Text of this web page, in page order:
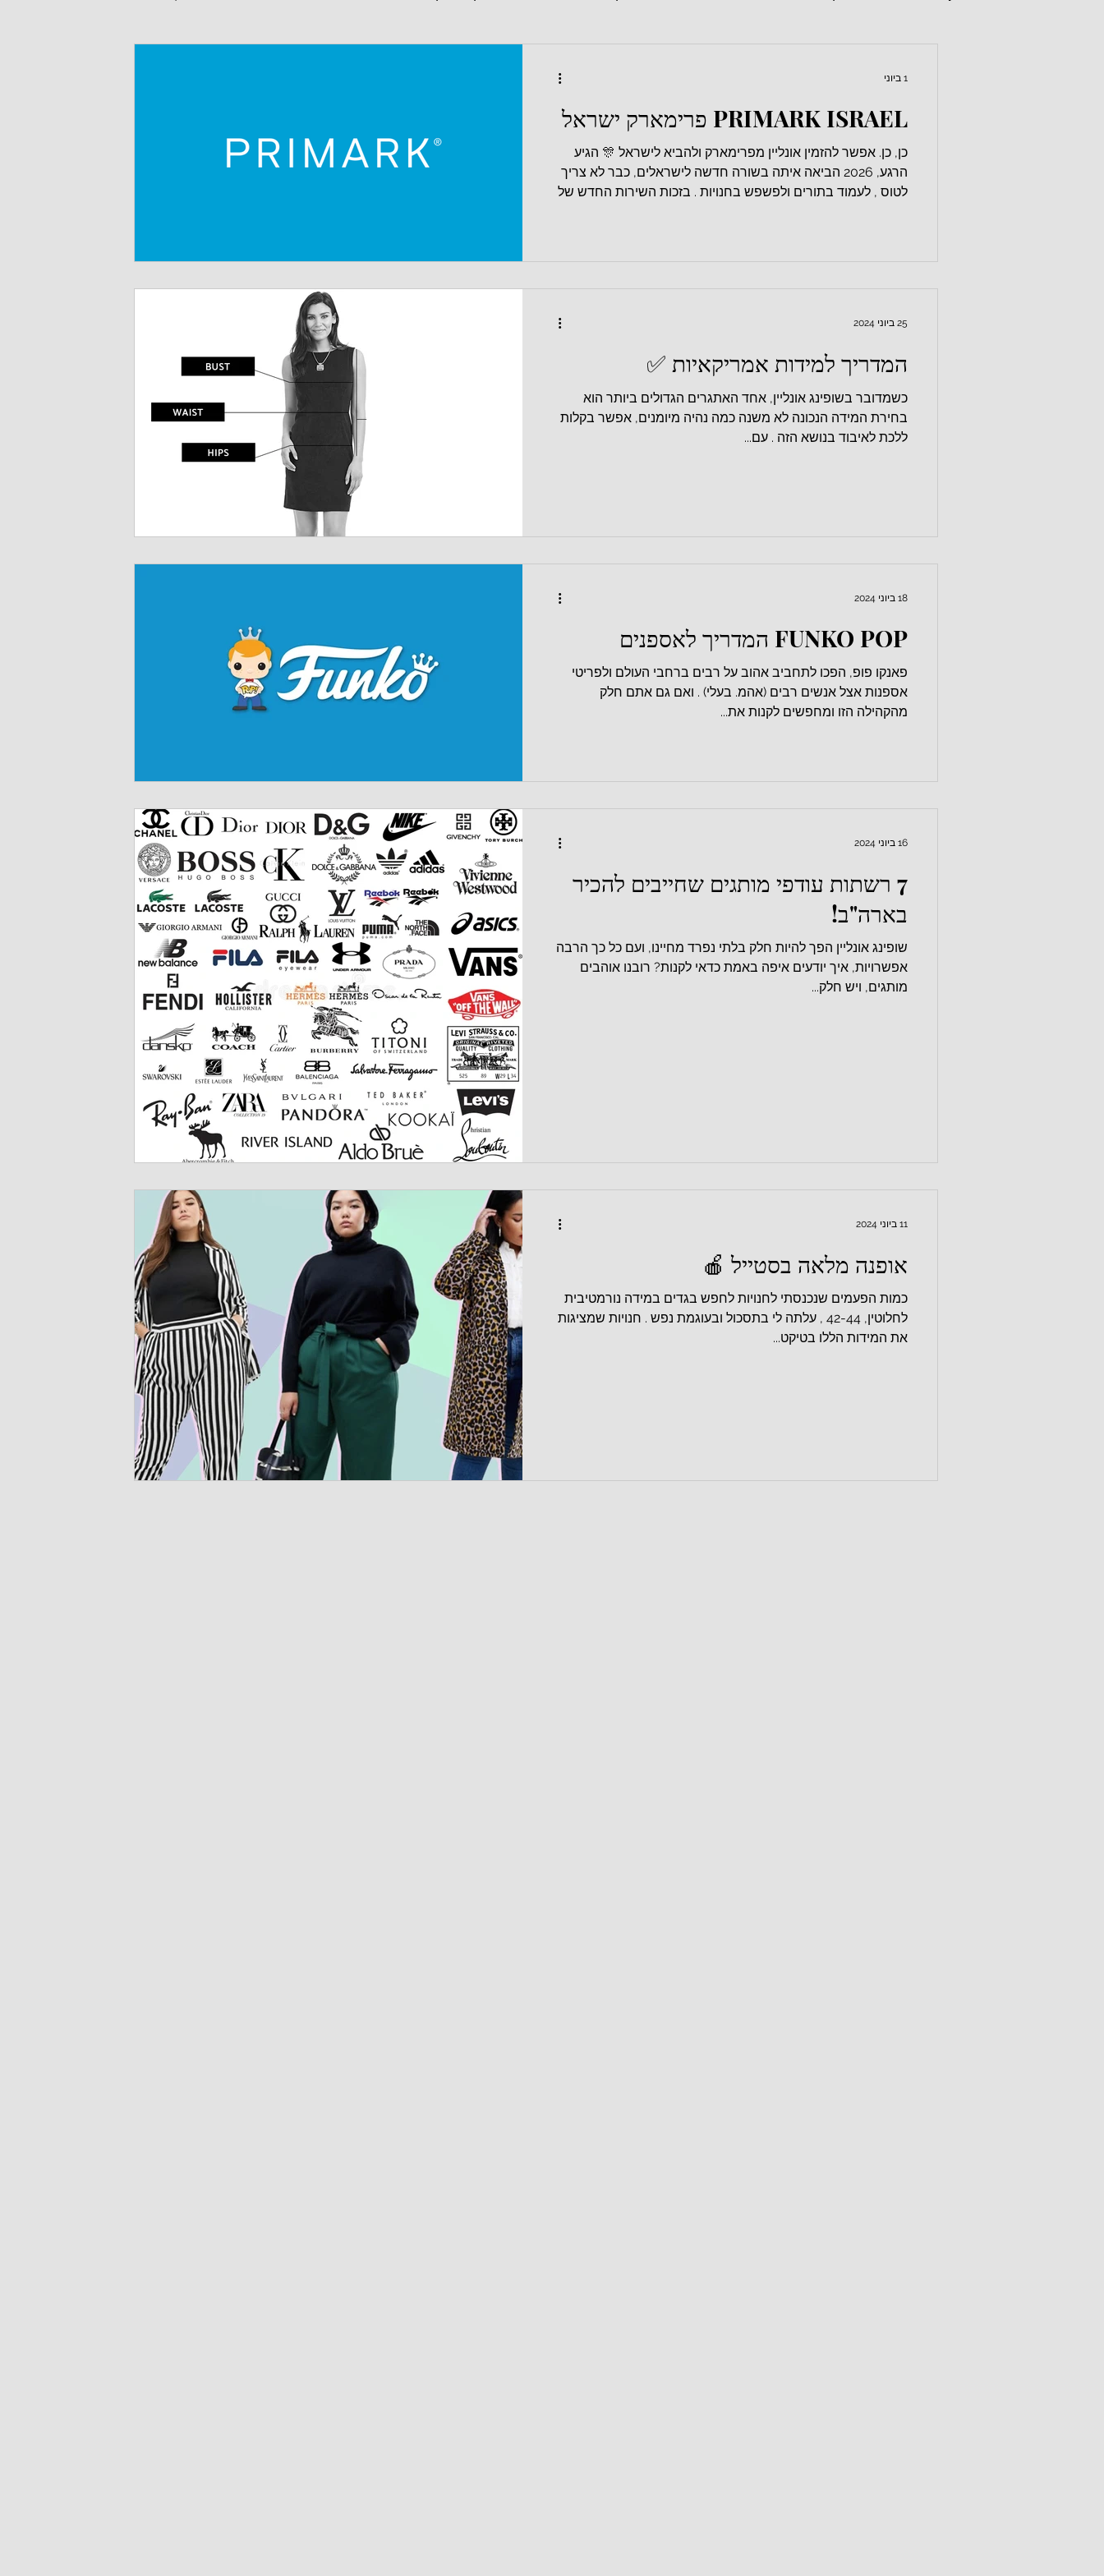
PRIMARK ISRAEL פרימארק ישראל
כן, כן. אפשר להזמין אונליין מפרימארק ולהביא לישראל 🎊 הגיע
הרגע, 2026 הביאה איתה בשורה חדשה לישראלים, כבר לא צריך
לטוס , לעמוד בתורים ולפשפש בחנויות . בזכות השירות החדש של
יוזר במערכת לא רשומים? תירשמו כאן היכנסו
1 ביוני
המדריך למידות אמריקאיות ✅
כשמדובר בשופינג אונליין, אחד האתגרים הגדולים ביותר הוא
בחירת המידה הנכונה לא משנה כמה נהיה מיומנים, אפשר בקלות
ללכת לאיבוד בנושא הזה . עם...
25 ביוני 2024
FUNKO POP המדריך לאספנים
פאנקו פופ, הפכו לתחביב אהוב על רבים ברחבי העולם ולפריטי
אספנות אצל אנשים רבים (אהמ. בעלי) . ואם גם אתם חלק
מהקהילה הזו ומחפשים לקנות את...
18 ביוני 2024
7 רשתות עודפי מותגים שחייבים להכיר
בארה"ב!
שופינג אונליין הפך להיות חלק בלתי נפרד מחיינו, ועם כל כך הרבה
אפשרויות, איך יודעים איפה באמת כדאי לקנות? רובנו אוהבים
מותגים, ויש חלק...
16 ביוני 2024
אופנה מלאה בסטייל 🍎
כמות הפעמים שנכנסתי לחנויות לחפש בגדים במידה נורמטיבית
לחלוטין, 42-44 , עלתה לי בתסכול ובעוגמת נפש . חנויות שמציגות
את המידות הללו בטיקט...
11 ביוני 2024